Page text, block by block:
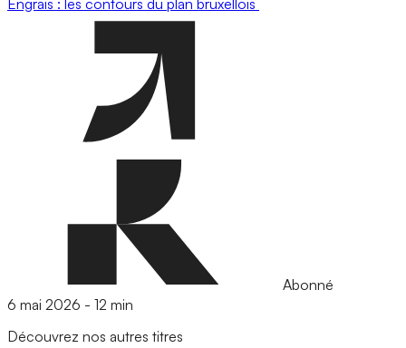
Abonné
6 mai 2026 - 12 min
Découvrez nos autres titres